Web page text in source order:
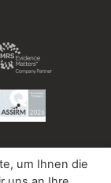
um Ihnen die